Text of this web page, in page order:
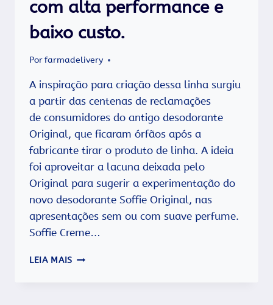
com alta performance e
baixo custo.
Porfarmadelivery
A inspiração para criação dessa linha surgiu
a partir das centenas de reclamações
de consumidores do antigo desodorante
Original, que ficaram órfãos após a
fabricante tirar o produto de linha. A ideia
foi aproveitar a lacuna deixada pelo
Original para sugerir a experimentação do
novo desodorante Soffie Original, nas
apresentações sem ou com suave perfume.
Soffie Creme…
LEIA MAIS SOFFIE